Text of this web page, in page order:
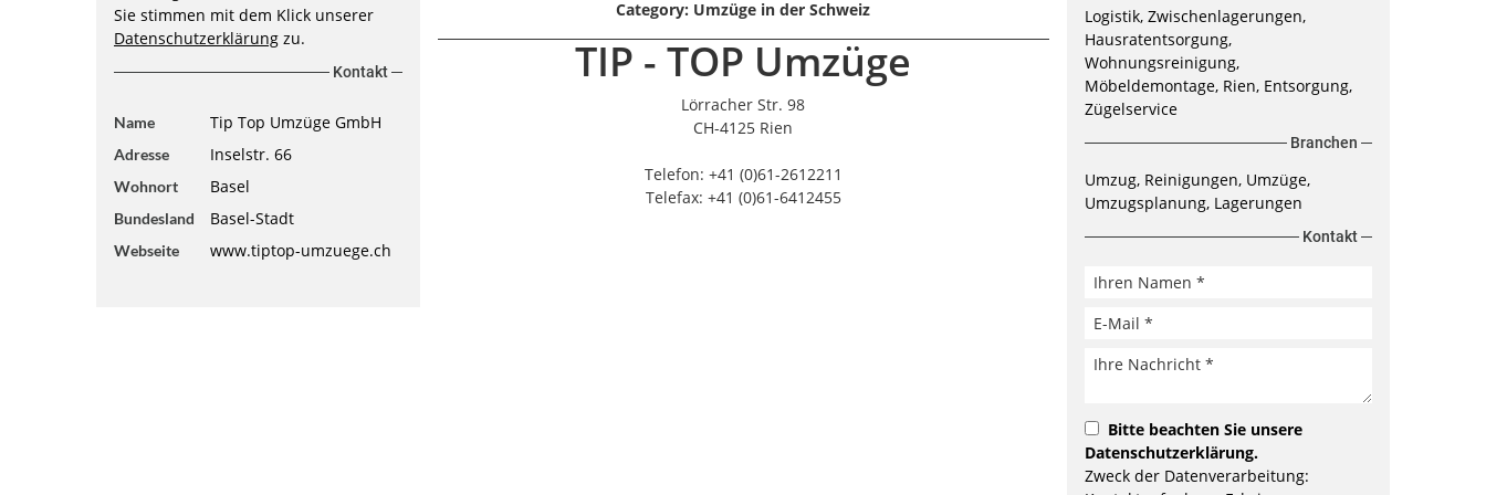
Sie stimmen mit dem Klick unserer
Datenschutzerklärung zu.
Kontakt
Name Tip Top Umzüge GmbH
Adresse Inselstr. 66
Wohnort Basel
Bundesland Basel-Stadt
Webseite www.tiptop-umzuege.ch
Category: Umzüge in der Schweiz
TIP - TOP Umzüge
Lörracher Str. 98
CH-4125 Rien
Telefon: +41 (0)61-2612211
Telefax: +41 (0)61-6412455
Logistik, Zwischenlagerungen,
Hausratentsorgung,
Wohnungsreinigung,
Möbeldemontage, Rien, Entsorgung,
Zügelservice
Branchen
Umzug, Reinigungen, Umzüge,
Umzugsplanung, Lagerungen
Kontakt
Bitte beachten Sie unsere
Datenschutzerklärung.
Zweck der Datenverarbeitung: